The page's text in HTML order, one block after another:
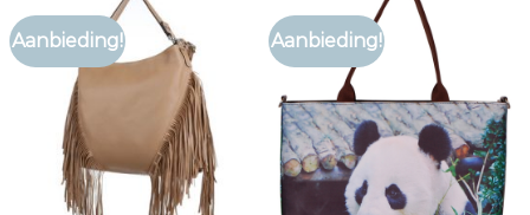
Aanbieding! Aanbieding!